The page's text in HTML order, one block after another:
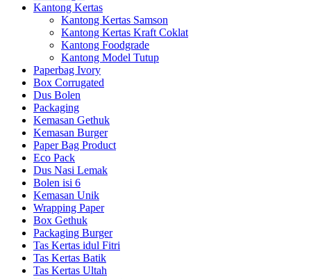
Kantong Kertas
Kantong Kertas Samson
Kantong Kertas Kraft Coklat
Kantong Foodgrade
Kantong Model Tutup
Paperbag Ivory
Box Corrugated
Dus Bolen
Packaging
Kemasan Gethuk
Kemasan Burger
Paper Bag Product
Eco Pack
Dus Nasi Lemak
Bolen isi 6
Kemasan Unik
Wrapping Paper
Box Gethuk
Packaging Burger
Tas Kertas idul Fitri
Tas Kertas Batik
Tas Kertas Ultah